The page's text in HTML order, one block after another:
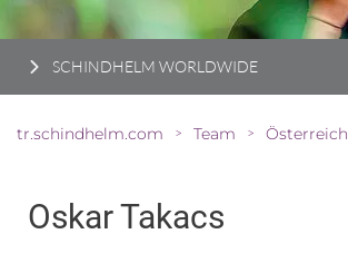
SCHINDHELM WORLDWIDE
tr.schindhelm.com > Team > Österreich
Oskar Takacs